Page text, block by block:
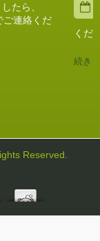
たら、
ご連絡くだ
くだ
続き
Reserved.